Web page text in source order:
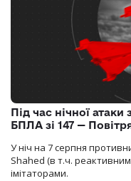
Під час нічної
БПЛА зі 147 —
У ніч на 7 серпня
Shahed (в т.ч.
імітаторами.